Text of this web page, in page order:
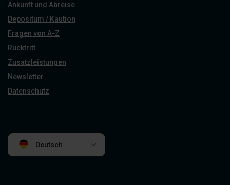
Ankunft und Abreise
Depositum / Kaution
Fragen von A-Z
Rücktritt
Zusatzleistungen
Newsletter
Datenschutz
Deutsch